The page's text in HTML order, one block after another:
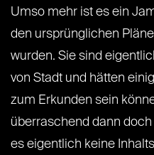
Umso mehr ist es ein
den ursprünglichen
wurden. Sie sind
von Stadt und hätten
zum Erkunden sein
überraschend dann
es eigentlich keine